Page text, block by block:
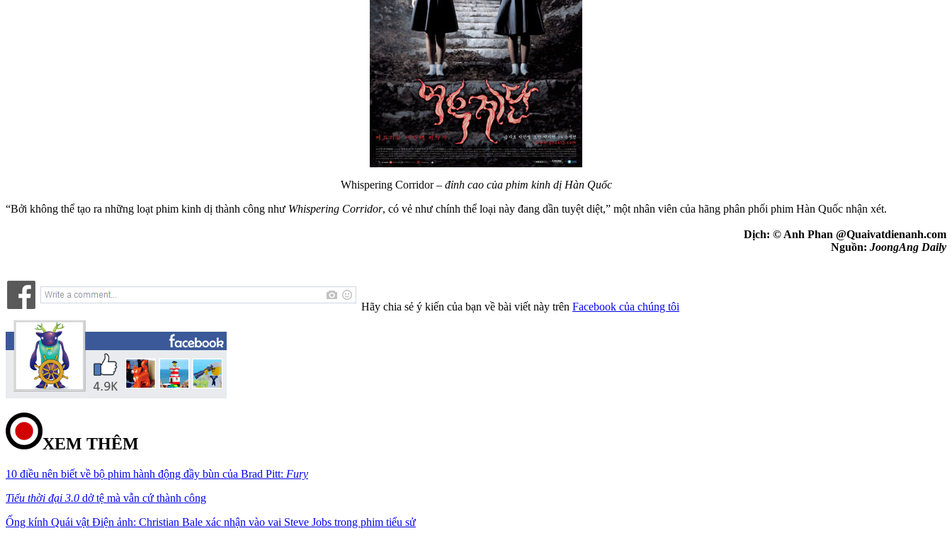
Whispering Corridor– đỉnh cao của phim kinh dị Hàn Quốc
“Bởi không thể tạo ra những loạt phim kinh dị thành công như Whispering Corridor, có vẻ như chính thể loại này đang dần tuyệt diệt,” một nhân viên của hãng phân phối phim Hàn Quốc nhận xét.
Dịch: © Anh Phan @Quaivatdienanh.com
Nguồn: JoongAng Daily
Hãy chia sẻ ý kiến của bạn về bài viết này trên Facebook của chúng tôi
XEM THÊM
10 điều nên biết về bộ phim hành động đầy bùn của Brad Pitt: Fury
Tiểu thời đại 3.0 dở tệ mà vẫn cứ thành công
Ống kính Quái vật Điện ảnh: Christian Bale xác nhận vào vai Steve Jobs trong phim tiểu sử